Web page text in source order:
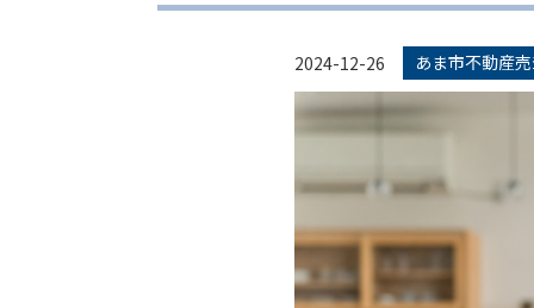
2024-12-26 あま市不動産